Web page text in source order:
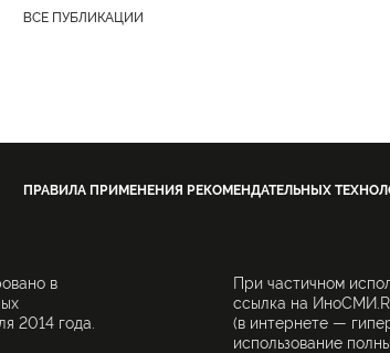
ВСЕ ПУБЛИКАЦИИ
ПРАВИЛА ПРИМЕНЕНИЯ РЕКОМЕНДАТЕЛЬНЫХ
в
2014 года.
При частичном
ссылка на
(в интернете —
использование